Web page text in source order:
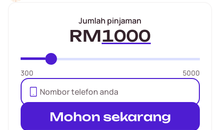
Jumlah pinjaman
RM
300 5000
Mohon sekarang